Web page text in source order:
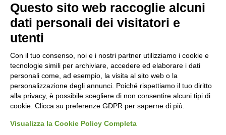
Molinaro Manufatti punta sulla qualità certificata,
con importanti attestazioni che garantiscono
prodotti e servizi all’avanguardia nel settore del
calcestruzzo.
Questo sito web raccoglie alcuni
dati personali dei visitatori e
utenti
Con il tuo consenso, noi e i nostri partner utilizziamo i cookie e
tecnologie simili per archiviare, accedere ed elaborare i dati
personali come, ad esempio, la visita al sito web o la
personalizzazione degli annunci. Poiché rispettiamo il tuo diritto
alla privacy, è possibile scegliere di non consentire alcuni tipi di
cookie. Clicca su preferenze GDPR per saperne di più.
Visualizza la Cookie Policy Completa